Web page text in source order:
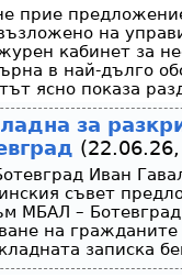
прие
на
кабинет за
в най-дълго
ясно показа
за
Иван
съвет
МБАЛ –
на
записка